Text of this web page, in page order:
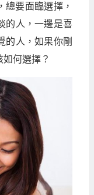
總要面臨選擇，
的人，一邊是喜
的人，如果你剛
何選擇？